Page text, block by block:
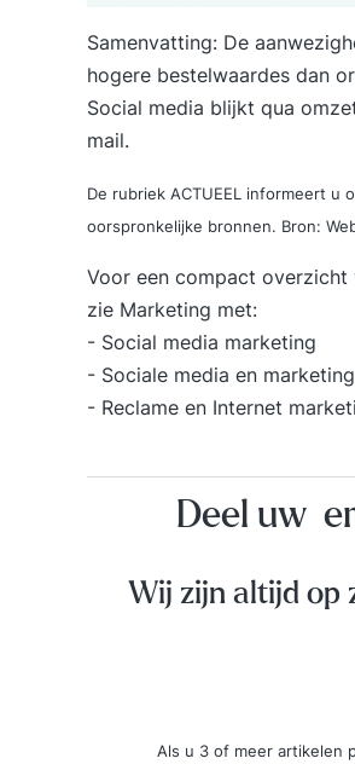
Samenvatting: De
hogere bestelwaardes dan
Social media blijkt qua
mail.
De rubriek ACTUEEL informeert
oorspronkelijke bronnen. Bron:
Voor een compact overzicht
zie Marketing met:
- Social media marketing
- Sociale media en
- Reclame en Internet
Deel uw
Wij zijn altijd op
Als u 3 of meer artikelen